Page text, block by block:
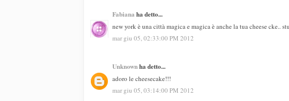
Fabiana ha detto...
new york è una città magica e magica è anche la tua cheese cke..
mar giu 05, 02:33:00 PM 2012
Unknownha detto...
adoro le cheesecake!!!
mar giu 05, 03:14:00 PM 2012